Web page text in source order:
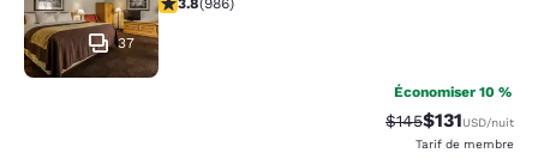
37
3.8(986)
Économiser 10 %
Tarif barré :
$145Tarif réduit :
$131USD/nuit
Tarif de membre